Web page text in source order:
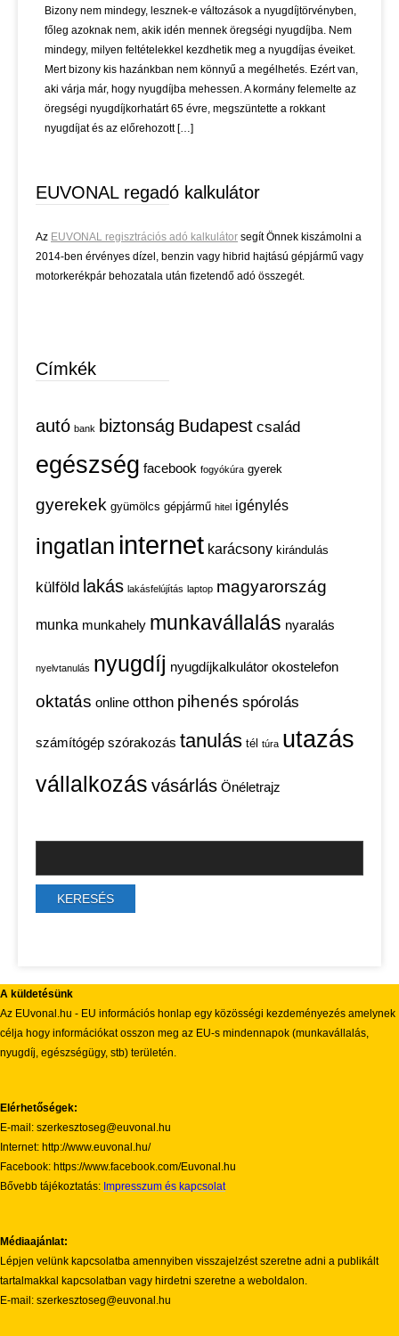
Bizony nem mindegy, lesznek-e változások a nyugdíjtörvényben,
főleg azoknak nem, akik idén mennek öregségi nyugdíjba. Nem
mindegy, milyen feltételekkel kezdhetik meg a nyugdíjas éveiket.
Mert bizony kis hazánkban nem könnyű a megélhetés. Ezért van,
aki várja már, hogy nyugdíjba mehessen. A kormány felemelte az
öregségi nyugdíjkorhatárt 65 évre, megszüntette a rokkant
nyugdíjat és az előrehozott […]
EUVONAL regadó kalkulátor
Az EUVONAL regisztrációs adó kalkulátor segít Önnek kiszámolni a
2014-ben érvényes dízel, benzin vagy hibrid hajtású gépjármű vagy
motorkerékpár behozatala után fizetendő adó összegét.
Címkék
autó bank biztonság Budapest család
egészség facebook fogyókúra gyerek
gyerekek gyümölcs gépjármű hitel igénylés
ingatlan internet karácsony kirándulás
külföld lakás lakásfelújítás laptop magyarország
munka munkahely munkavállalás nyaralás
nyelvtanulás nyugdíj nyugdíjkalkulátor okostelefon
oktatás online otthon pihenés spórolás
számítógép szórakozás tanulás tél túra utazás
vállalkozás vásárlás Önéletrajz
A küldetésünk
Az EUvonal.hu - EU információs honlap egy közösségi kezdeményezés amelynek
célja hogy információkat osszon meg az EU-s mindennapok (munkavállalás,
nyugdíj, egészségügy, stb) területén.
Elérhetőségek:
E-mail: szerkesztoseg@euvonal.hu
Internet: http://www.euvonal.hu/
Facebook: https://www.facebook.com/Euvonal.hu
Bővebb tájékoztatás: Impresszum és kapcsolat
Médiaajánlat:
Lépjen velünk kapcsolatba amennyiben visszajelzést szeretne adni a publikált
tartalmakkal kapcsolatban vagy hirdetni szeretne a weboldalon.
E-mail: szerkesztoseg@euvonal.hu